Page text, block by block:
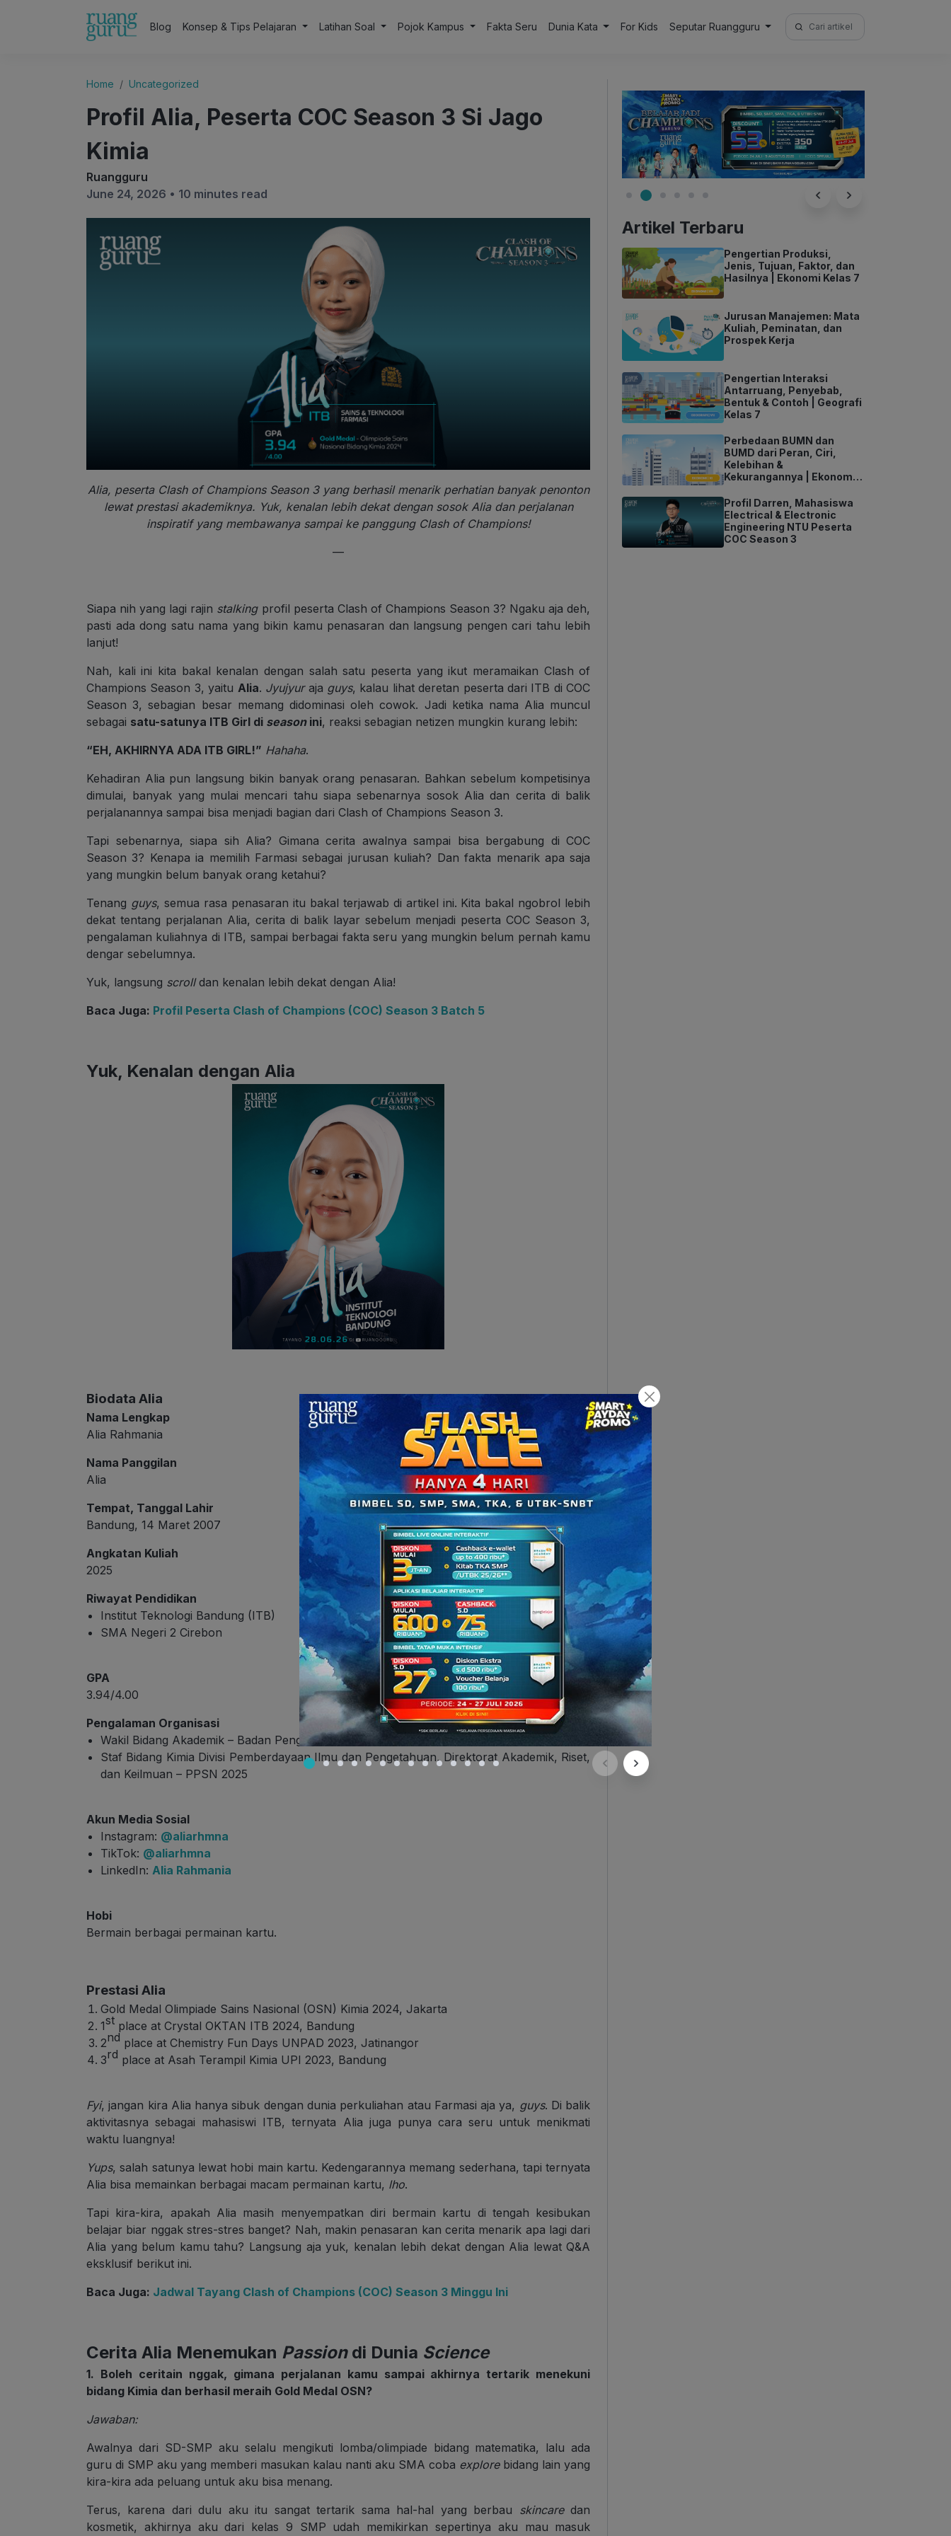
Blog Konsep & Tips Pelajaran Latihan Soal Pojok Kampus Fakta Seru Dunia Kata For Kids Seputar Ruangguru
Search
for:
Home Uncategorized
Profil Alia, Peserta COC Season 3 Si Jago
Kimia
Ruangguru
June 24, 2026 • 10 minutes read
Alia, peserta Clash of Champions Season 3 yang berhasil menarik perhatian banyak penonton
lewat prestasi akademiknya. Yuk, kenalan lebih dekat dengan sosok Alia dan perjalanan
inspiratif yang membawanya sampai ke panggung Clash of Champions!
—
Siapa nih yang lagi rajin stalkingprofil peserta Clash of Champions Season 3? Ngaku aja deh,
pasti ada dong satu nama yang bikin kamu penasaran dan langsung pengen cari tahu lebih
lanjut!
Nah, kali ini kita bakal kenalan dengan salah satu peserta yang ikut meramaikan Clash of
Champions Season 3, yaitu Alia. Jyujyur aja guys, kalau lihat deretan peserta dari ITB di COC
Season 3, sebagian besar memang didominasi oleh cowok. Jadi ketika nama Alia muncul
sebagai satu-satunya ITB Girl di seasonini, reaksi sebagian netizen mungkin kurang lebih:
“EH, AKHIRNYA ADA ITB GIRL!” Hahaha.
Kehadiran Alia pun langsung bikin banyak orang penasaran. Bahkan sebelum kompetisinya
dimulai, banyak yang mulai mencari tahu siapa sebenarnya sosok Alia dan cerita di balik
perjalanannya sampai bisa menjadi bagian dari Clash of Champions Season 3.
Tapi sebenarnya, siapa sih Alia? Gimana cerita awalnya sampai bisa bergabung di COC
Season 3? Kenapa ia memilih Farmasi sebagai jurusan kuliah? Dan fakta menarik apa saja
yang mungkin belum banyak orang ketahui?
Tenang guys, semua rasa penasaran itu bakal terjawab di artikel ini. Kita bakal ngobrol lebih
dekat tentang perjalanan Alia, cerita di balik layar sebelum menjadi peserta COC Season 3,
pengalaman kuliahnya di ITB, sampai berbagai fakta seru yang mungkin belum pernah kamu
dengar sebelumnya.
Yuk, langsung scrolldan kenalan lebih dekat dengan Alia!
Baca Juga: Profil Peserta Clash of Champions (COC) Season 3 Batch 5
Yuk, Kenalan dengan Alia
Biodata Alia
Nama Lengkap
Alia Rahmania
Nama Panggilan
Alia
Tempat, Tanggal Lahir
Bandung, 14 Maret 2007
Angkatan Kuliah
2025
Riwayat Pendidikan
Institut Teknologi Bandung (ITB)
SMA Negeri 2 Cirebon
GPA
3.94/4.00
Pengalaman Organisasi
Wakil Bidang Akademik – Badan Pengurus Angkatan SF 2025
Staf Bidang Kimia Divisi Pemberdayaan Ilmu dan Pengetahuan, Direktorat Akademik, Riset,
dan Keilmuan – PPSN 2025
Akun Media Sosial
Instagram: @aliarhmna
TikTok: @aliarhmna
LinkedIn: Alia Rahmania
Hobi
Bermain berbagai permainan kartu.
Prestasi Alia
Gold Medal Olimpiade Sains Nasional (OSN) Kimia 2024, Jakarta
1st place at Crystal OKTAN ITB 2024, Bandung
2nd place at Chemistry Fun Days UNPAD 2023, Jatinangor
3rd place at Asah Terampil Kimia UPI 2023, Bandung
Fyi, jangan kira Alia hanya sibuk dengan dunia perkuliahan atau Farmasi aja ya, guys. Di balik
aktivitasnya sebagai mahasiswi ITB, ternyata Alia juga punya cara seru untuk menikmati
waktu luangnya!
Yups, salah satunya lewat hobi main kartu. Kedengarannya memang sederhana, tapi ternyata
Alia bisa memainkan berbagai macam permainan kartu, lho.
Tapi kira-kira, apakah Alia masih menyempatkan diri bermain kartu di tengah kesibukan
belajar biar nggak stres-stres banget? Nah, makin penasaran kan cerita menarik apa lagi dari
Alia yang belum kamu tahu? Langsung aja yuk, kenalan lebih dekat dengan Alia lewat Q&A
eksklusif berikut ini.
Baca Juga: Jadwal Tayang Clash of Champions (COC) Season 3 Minggu Ini
Cerita Alia Menemukan Passiondi Dunia Science
1. Boleh ceritain nggak, gimana perjalanan kamu sampai akhirnya tertarik menekuni
bidang Kimia dan berhasil meraih Gold Medal OSN?
Jawaban:
Awalnya dari SD-SMP aku selalu mengikuti lomba/olimpiade bidang matematika, lalu ada
guru di SMP aku yang memberi masukan kalau nanti aku SMA coba explorebidang lain yang
kira-kira ada peluang untuk aku bisa menang.
Terus, karena dari dulu aku itu sangat tertarik sama hal-hal yang berbau skincaredan
kosmetik, akhirnya aku dari kelas 9 SMP udah memikirkan sepertinya aku mau masuk
Artikel Terbaru
Pengertian Produksi,
Jenis, Tujuan, Faktor, dan
Hasilnya | Ekonomi Kelas 7
Jurusan Manajemen: Mata
Kuliah, Peminatan, dan
Prospek Kerja
Pengertian Interaksi
Antarruang, Penyebab,
Bentuk & Contoh | Geografi
Kelas 7
Perbedaan BUMN dan
BUMD dari Peran, Ciri,
Kelebihan &
Kekurangannya | Ekonomi
Profil Darren, Mahasiswa
Electrical & Electronic
Engineering NTU Peserta
COC Season 3